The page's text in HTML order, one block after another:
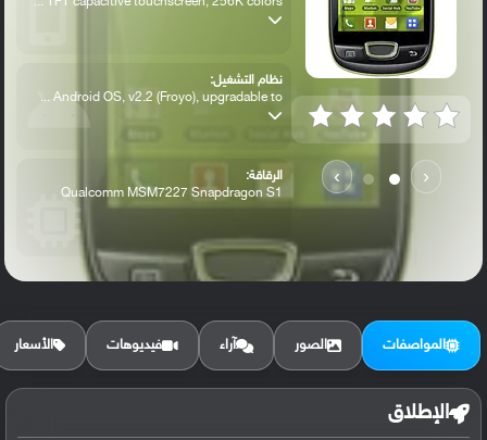
‹
›
نظام التشغيل:
Android OS, v2.2 (Froyo), upgradable to ...
الرقاقة:
Qualcomm MSM7227 Snapdragon S1
الرام / التخزين:
المواصفات الصور آراء فيديوهات الأسعار
الإطلاق